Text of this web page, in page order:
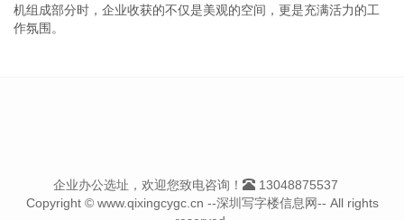
机组成部分时，企业收获的不仅是美观的空间，更是充满活力的工
作氛围。
企业办公选址，欢迎您致电咨询！
13048875537
Copyright © www.qixingcygc.cn --深圳写字楼信息网-- All rights